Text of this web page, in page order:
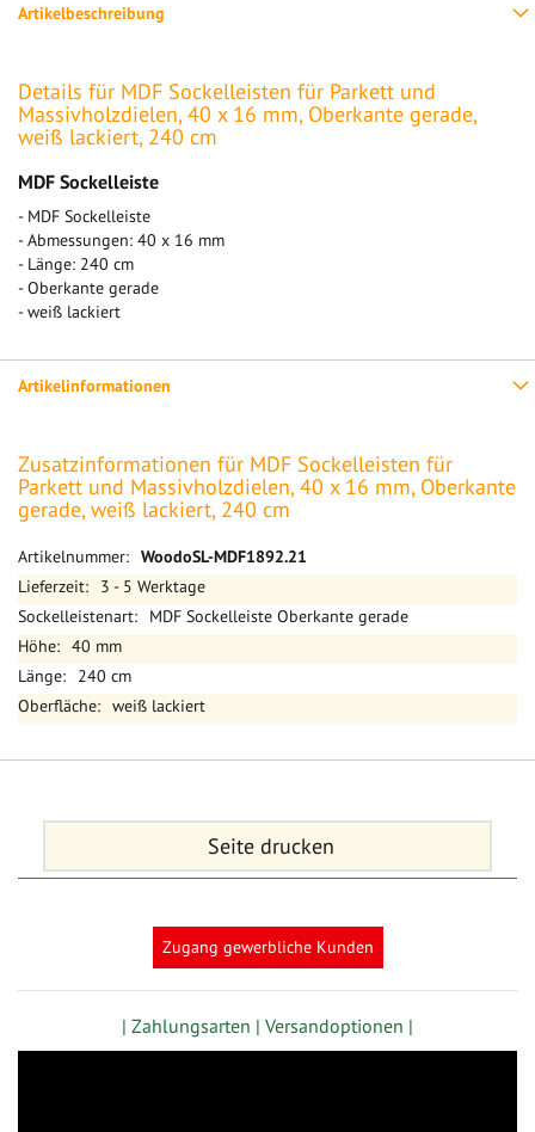
Artikelbeschreibung
Details für MDF Sockelleisten für Parkett und
Massivholzdielen, 40 x 16 mm, Oberkante gerade,
weiß lackiert, 240 cm
MDF Sockelleiste
- MDF Sockelleiste
- Abmessungen: 40 x 16 mm
- Länge: 240 cm
- Oberkante gerade
- weiß lackiert
Artikelinformationen
Zusatzinformationen für MDF Sockelleisten für
Parkett und Massivholzdielen, 40 x 16 mm, Oberkante
gerade, weiß lackiert, 240 cm
Mehr
Informationen
WoodoSL-MDF1892.21
3 - 5 Werktage
MDF Sockelleiste Oberkante gerade
40 mm
240 cm
weiß lackiert
Seite drucken
Zugang gewerbliche Kunden
| Zahlungsarten | Versandoptionen |